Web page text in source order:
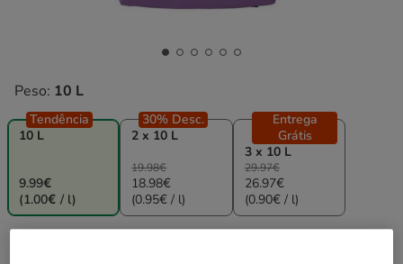
Peso: 10 L
10 L
Tendência
9.99€
(1.00€ / l)
2 x 10 L
30% Desc.
19.98€
18.98€
(0.95€ / l)
3 x 10 L
Entrega
Grátis
29.97€
26.97€
(0.90€ / l)